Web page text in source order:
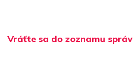
Vráťte sa do zoznamu správ